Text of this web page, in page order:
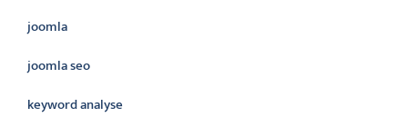
joomla
joomla seo
keyword analyse